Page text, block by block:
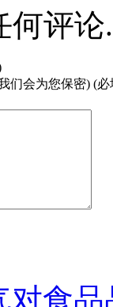
何评论.
们会为您保密) (必
食